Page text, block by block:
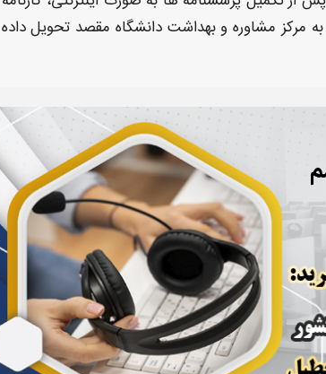
مرکز مشاوره و بهداشت دانشگاه مقصد تحویل داده